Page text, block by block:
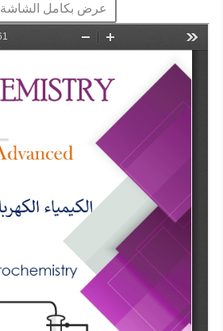
عرض بكامل الشاشة